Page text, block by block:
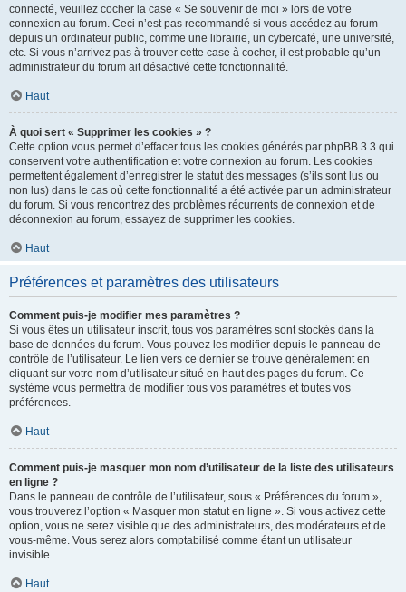
connecté, veuillez cocher la case « Se souvenir de moi » lors de votre
connexion au forum. Ceci n’est pas recommandé si vous accédez au forum
depuis un ordinateur public, comme une librairie, un cybercafé, une université,
etc. Si vous n’arrivez pas à trouver cette case à cocher, il est probable qu’un
administrateur du forum ait désactivé cette fonctionnalité.
Haut
À quoi sert « Supprimer les cookies » ?
Cette option vous permet d’effacer tous les cookies générés par phpBB 3.3 qui
conservent votre authentification et votre connexion au forum. Les cookies
permettent également d’enregistrer le statut des messages (s’ils sont lus ou
non lus) dans le cas où cette fonctionnalité a été activée par un administrateur
du forum. Si vous rencontrez des problèmes récurrents de connexion et de
déconnexion au forum, essayez de supprimer les cookies.
Haut
Préférences et paramètres des utilisateurs
Comment puis-je modifier mes paramètres ?
Si vous êtes un utilisateur inscrit, tous vos paramètres sont stockés dans la
base de données du forum. Vous pouvez les modifier depuis le panneau de
contrôle de l’utilisateur. Le lien vers ce dernier se trouve généralement en
cliquant sur votre nom d’utilisateur situé en haut des pages du forum. Ce
système vous permettra de modifier tous vos paramètres et toutes vos
préférences.
Haut
Comment puis-je masquer mon nom d’utilisateur de la liste des utilisateurs
en ligne ?
Dans le panneau de contrôle de l’utilisateur, sous « Préférences du forum »,
vous trouverez l’option « Masquer mon statut en ligne ». Si vous activez cette
option, vous ne serez visible que des administrateurs, des modérateurs et de
vous-même. Vous serez alors comptabilisé comme étant un utilisateur
invisible.
Haut